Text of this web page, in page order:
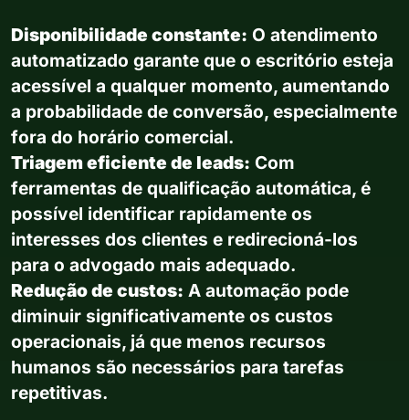
Disponibilidade constante: O atendimento
automatizado garante que o escritório esteja
acessível a qualquer momento, aumentando
a probabilidade de conversão, especialmente
fora do horário comercial.
Triagem eficiente de leads: Com
ferramentas de qualificação automática, é
possível identificar rapidamente os
interesses dos clientes e redirecioná-los
para o advogado mais adequado.
Redução de custos: A automação pode
diminuir significativamente os custos
operacionais, já que menos recursos
humanos são necessários para tarefas
repetitivas.